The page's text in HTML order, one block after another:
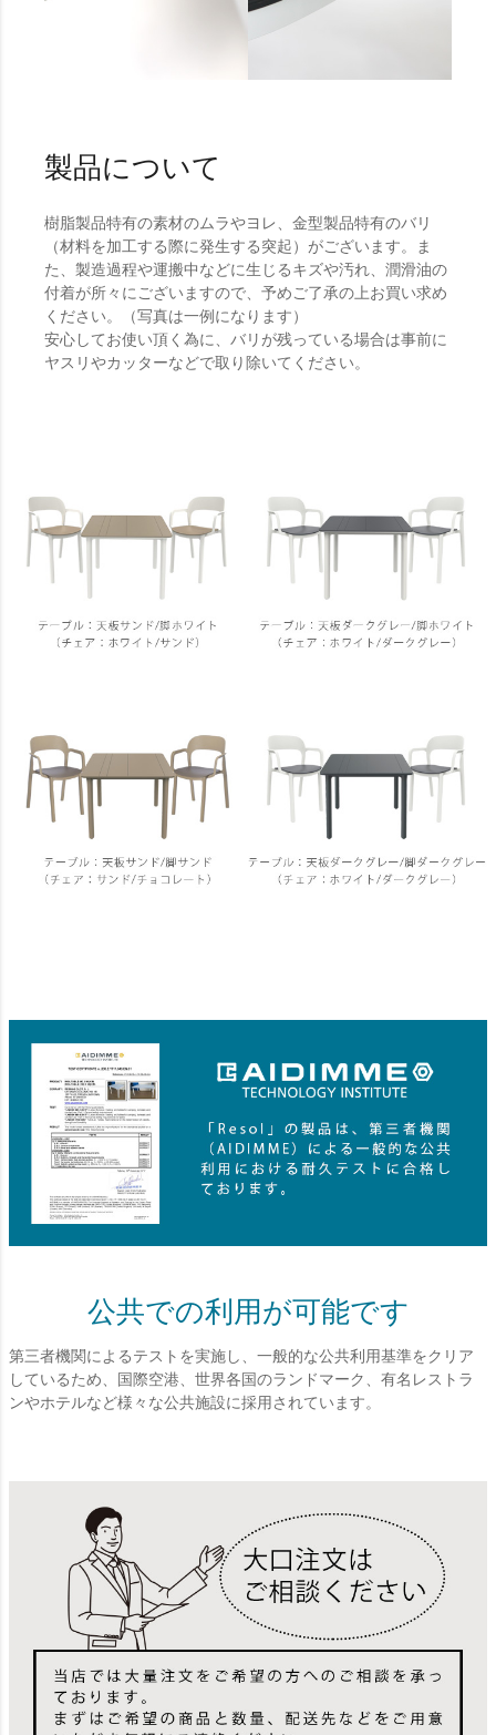
製品について
樹脂製品特有の素材のムラやヨレ、金型製品特有のバリ
（材料を加工する際に発生する突起）がございます。ま
た、製造過程や運搬中などに生じるキズや汚れ、潤滑油の
付着が所々にございますので、予めご了承の上お買い求め
ください。（写真は一例になります）
安心してお使い頂く為に、バリが残っている場合は事前に
ヤスリやカッターなどで取り除いてください。
公共での利用が可能です
第三者機関によるテストを実施し、一般的な公共利用基準をクリア
しているため、国際空港、世界各国のランドマーク、有名レストラ
ンやホテルなど様々な公共施設に採用されています。